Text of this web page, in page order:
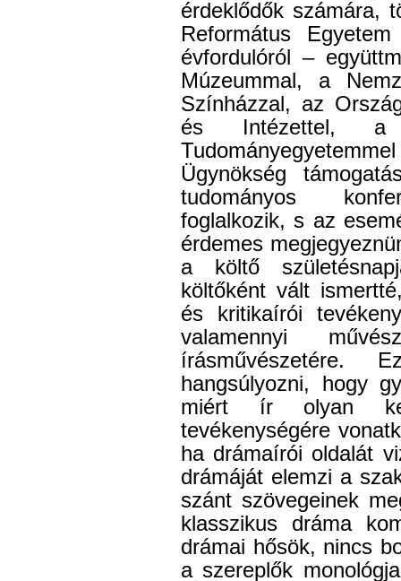
érdeklődők számára,
Református
évfordulóról –
Múzeummal, a
Színházzal, az
és Intézettel, a
Ügynökség
tudományos
foglalkozik, s az
érdemes
a költő
költőként vált
és kritikaírói
valamennyi
írásművészetére.
hangsúlyozni, hogy
miért ír olyan
tevékenységére
ha drámaírói oldalát
drámáját elemzi a
szánt szövegeinek
klasszikus dráma
drámai hősök, nincs
a szereplők